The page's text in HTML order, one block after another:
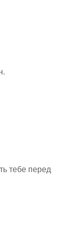
тебе перед